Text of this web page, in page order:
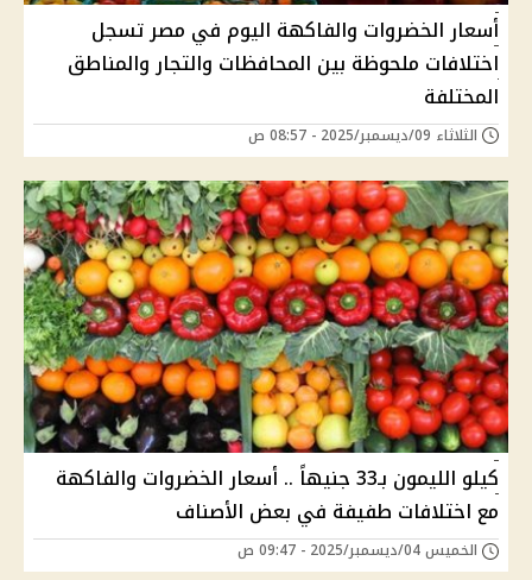
أسعار الخضروات والفاكهة اليوم في مصر تسجل
اختلافات ملحوظة بين المحافظات والتجار والمناطق
المختلفة
الثلاثاء 09/ديسمبر/2025 - 08:57 ص
كيلو الليمون بـ33 جنيهاً .. أسعار الخضروات والفاكهة
مع اختلافات طفيفة في بعض الأصناف
الخميس 04/ديسمبر/2025 - 09:47 ص